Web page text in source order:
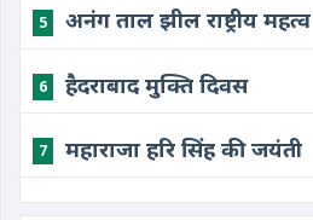
5 अनंग ताल झील राष्ट्रीय
6 हैदराबाद मुक्ति दिवस
7 महाराजा हरि सिंह की जयंती